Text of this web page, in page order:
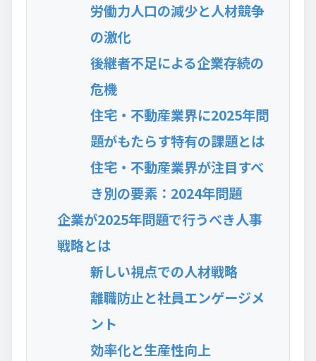
労働力人口の減少と人材競争
の激化
後継者不足による企業存続の
危機
住宅・不動産業界に2025年問
題がもたらす特有の課題とは
住宅・不動産業界が注目すべ
き別の要素：2024年問題
企業が2025年問題で行うべき人事
戦略とは
新しい視点での人材戦略
離職防止と社員エンゲージメ
ント
効率化と生産性向上